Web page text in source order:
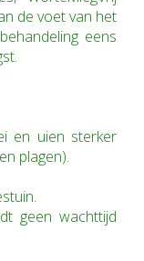
de voet van het
eens
en uien sterker
plagen).
geen wachttijd